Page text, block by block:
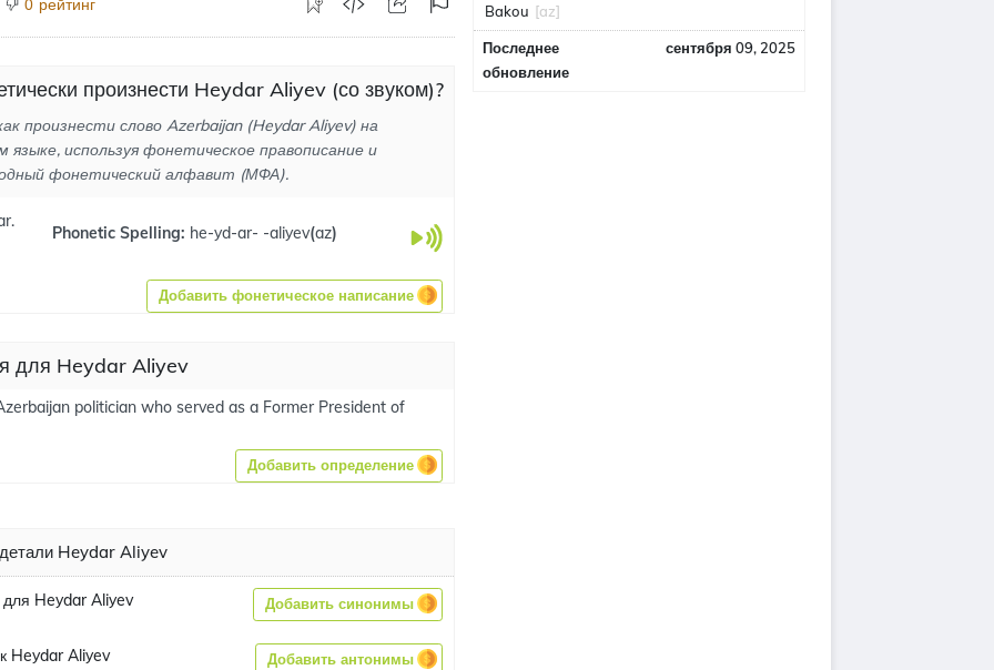
0
произнести Heydar Aliyev (со звуком)?
произнести слово Azerbaijan (Heydar Aliyev) на
языке, используя фонетическое правописание и
фонетический алфавит (МФА).
Phonetic Spelling: he-yd-ar- -aliyev(az)
Добавить фонетическое написание
для Heydar Aliyev
politician who served as a Former President of
Добавить определение
Heydar Aliyev
Heydar Aliyev Добавить синонимы
Heydar Aliyev Добавить антонимы
Bakou [az]
Последнее
обновление
сентября 09, 2025